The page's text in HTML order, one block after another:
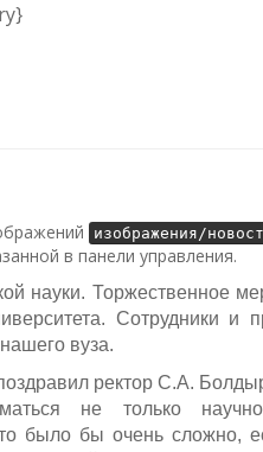
изображения/
в панели управления.
науки. Торжественное
Сотрудники и
вуза.
ректор С.А.
не только
было бы очень сложно,